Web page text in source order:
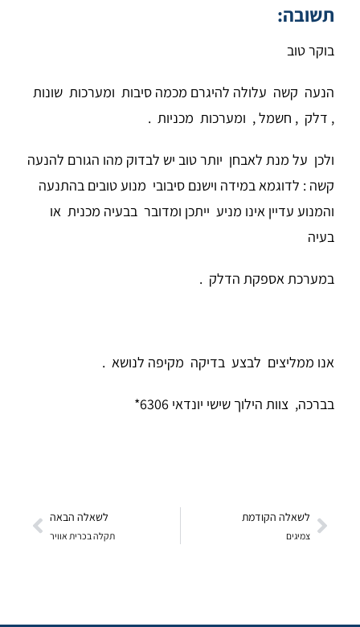
תשובה:
בוקר טוב
הנעה קשה עלולה להיגרם מכמה סיבות ומערכות שונות
, דלק , חשמל , ומערכות מכניות .
ולכן על מנת לאבחן יותר טוב יש לבדוק מהו הגורם להנעה
קשה : לדוגמא במידה וישנם סיבובי מנוע טובים בהתנעה
והמנוע עדיין אינו מניע ייתכן ומדובר בבעיה מכנית או
בעיה
במערכת אספקת הדלק .
אנו ממליצים לבצע בדיקה מקיפה לנושא .
בברכה, צוות הילוך שישי יונדאי 6306*
לשאלה הקודמת
צמיגים
לשאלה הבאה
תקלה בכרית אוויר